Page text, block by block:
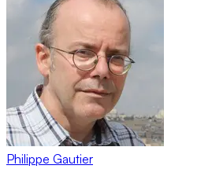
Philippe Gautier